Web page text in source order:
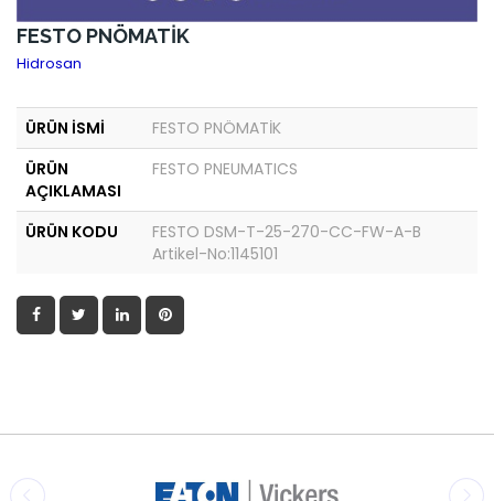
FESTO PNÖMATİK
Hidrosan
ÜRÜN İSMİ
FESTO PNÖMATİK
ÜRÜN
AÇIKLAMASI
FESTO PNEUMATICS
ÜRÜN KODU
FESTO DSM-T-25-270-CC-FW-A-B
Artikel-No:1145101